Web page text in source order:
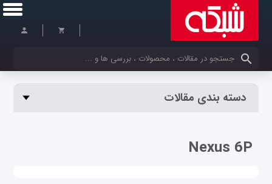
کلمات کلیدی خود را وارد کنید
دسته بندی مقالات
Nexus 6P